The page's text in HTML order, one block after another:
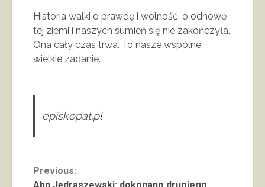
Historia walki o prawdę i wolność, o odnowę
tej ziemi i naszych sumień się nie zakończyła.
Ona cały czas trwa. To nasze wspólne,
wielkie zadanie.
episkopat.pl
Continue
Previous: